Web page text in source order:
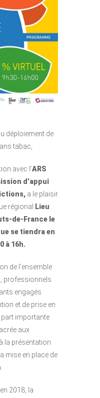
déploiement de
tabac,
avec l’ARS
d’appui
a le plaisir
régional
Lieu
de-France le
se tiendra en
à 16h.
de l’ensemble
professionnels
engagés
et de prise en
part importante
aux
la présentation
mise en place de
2018, la